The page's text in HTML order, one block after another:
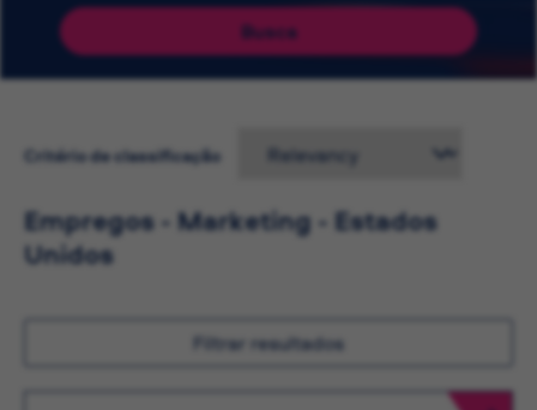
Busca
Critério de classificação
Empregos - Marketing - Estados
Unidos
Filtrar resultados